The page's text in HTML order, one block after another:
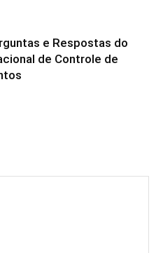
e Respostas do
de Controle de